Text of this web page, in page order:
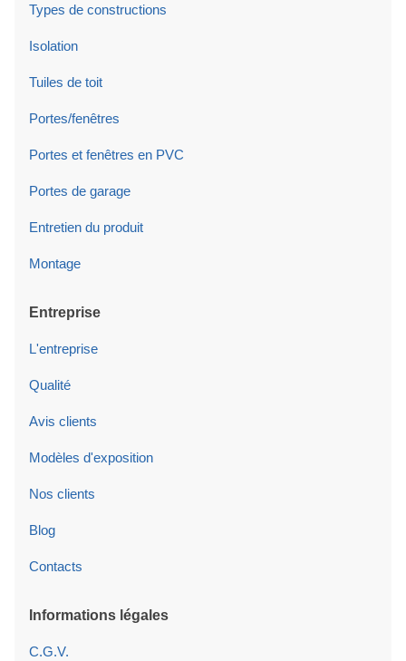
Types de constructions
Isolation
Tuiles de toit
Portes/fenêtres
Portes et fenêtres en PVC
Portes de garage
Entretien du produit
Montage
Entreprise
L'entreprise
Qualité
Avis clients
Modèles d'exposition
Nos clients
Blog
Contacts
Informations légales
C.G.V.